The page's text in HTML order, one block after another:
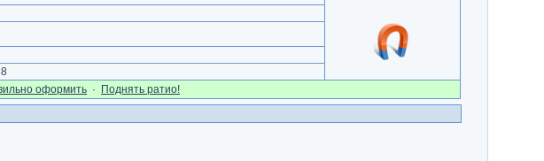
оформить · Поднять ратио!